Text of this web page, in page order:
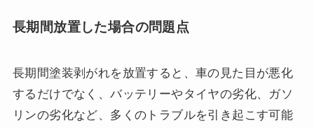
長期間放置した場合の問題点
長期間塗装剥がれを放置すると、車の見た目が悪化
するだけでなく、バッテリーやタイヤの劣化、ガソ
リンの劣化など、多くのトラブルを引き起こす可能